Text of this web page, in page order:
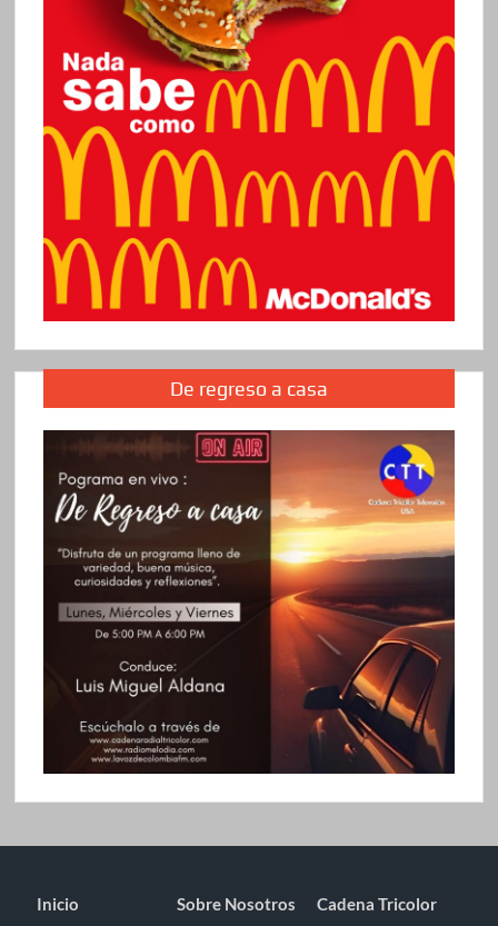
De regreso a casa
Inicio Sobre Nosotros
Cadena Tricolor